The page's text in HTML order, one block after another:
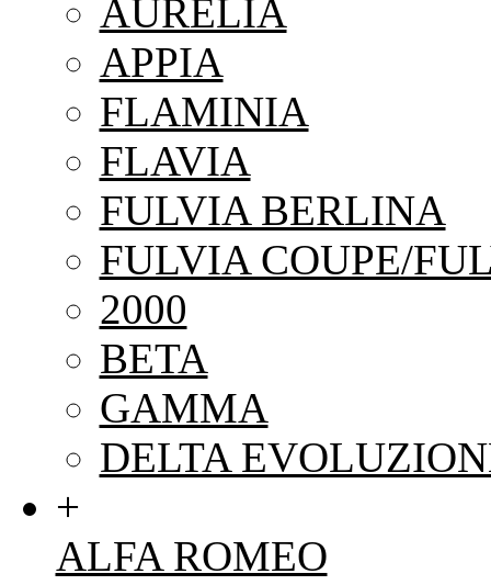
AURELIA
APPIA
FLAMINIA
FLAVIA
FULVIA BERLINA
FULVIA COUPE/
2000
BETA
GAMMA
DELTA
+
ALFA ROMEO